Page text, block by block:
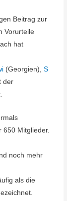
Beitrag zur
Vorurteile
hat
(Georgien), S
der
650 Mitglieder.
noch mehr
als die